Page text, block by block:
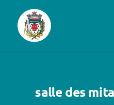
contenu
SPORTS & LOISIRS
salle des